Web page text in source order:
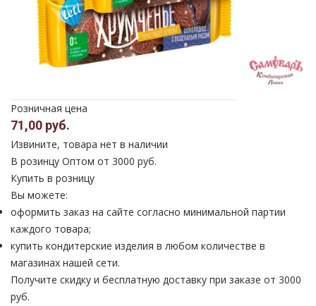
Розничная цена
71,00 руб.
Извините, товара нет в наличии
В розинцу Оптом от 3000 руб.
Купить в розницу
Вы можете:
оформить заказ на сайте согласно минимальной партии
каждого товара;
купить кондитерские изделия в любом количестве в
магазинах нашей сети.
Получите скидку и бесплатную доставку при заказе от 3000
руб.